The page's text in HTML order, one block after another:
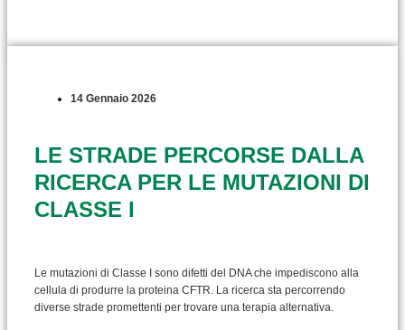
14 Gennaio 2026
LE STRADE PERCORSE DALLA
RICERCA PER LE MUTAZIONI DI
CLASSE I
Le mutazioni di Classe I sono difetti del DNA che impediscono alla
cellula di produrre la proteina CFTR. La ricerca sta percorrendo
diverse strade promettenti per trovare una terapia alternativa.